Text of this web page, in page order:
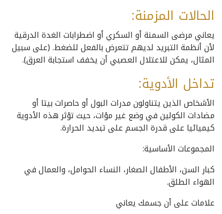
الحالات المزمنة:
يعاني مرضى السمنة أو السكري أو اضطرابات الغدة الدرقية
لأن أنظمة التبريد لديهم تتعرض بالفعل للضغط. (على سبيل
المثال، يمكن للاعتلال العصبي أن يخفف استجابة العرق).
تداخل الأدوية:
الأشخاص الذين يتناولون مدرات البول أو حاصرات بيتا أو
مضادات الكولين في وضع غير مؤات، حيث تؤثر هذه الأدوية
كيميائيا على قدرة الجسم على تبديد الحرارة.
المجموعات الأساسية:
كبار السن، الأطفال الصغار، النساء الحوامل، والعمال في
الهواء الطلق.
علامات على أن جسمك يعاني